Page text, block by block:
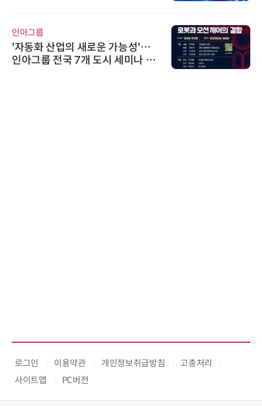
슈퍼솔루션
슈퍼솔루션, 2026 Next-Gen AI C
ooling Summit 성황리 성료
로그인 이용약관 개인정보취급방침
고충처리
사이트맵
PC버전